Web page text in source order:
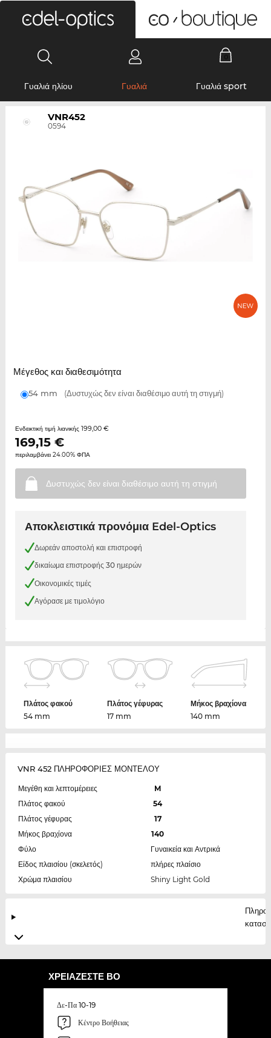
Γυαλιά ηλίου Γυαλιά Γυαλιά sport
VNR452
0594
Μέγεθος και διαθεσιμότητα
54 mm (Δυστυχώς δεν είναι διαθέσιμο αυτή τη στιγμή)
Ενδεικτική τιμή λιανικής 199,00 €
169,15€
περιλαμβάνει 24.00% ΦΠΑ
Δυστυχώς δεν είναι διαθέσιμο αυτή τη στιγμή
Αποκλειστικά προνόμια Edel-Optics
Δωρεάν αποστολή και επιστροφή
δικαίωμα επιστροφής 30 ημερών
Οικονομικές τιμές
Αγόρασε με τιμολόγιο
Πλάτος φακού
54 mm
Πλάτος γέφυρας
17 mm
Μήκος βραχίονα
140 mm
VNR 452 ΠΛΗΡΟΦΟΡΙΕΣ ΜΟΝΤΕΛΟΥ
Μεγέθη και λεπτομέρειες
M
Πλάτος φακού
54
Πλάτος γέφυρας
17
Μήκος βραχίονα
140
Φύλο
Γυναικεία και Αντρικά
Είδος πλαισίου (σκελετός)
πλήρες πλαίσιο
Χρώμα πλαισίου
Shiny Light Gold
ΧΡΕΙΆΖΕΣΤΕ ΒΟ
Δε-Πα 10-19
Κέντρο Βοήθειας